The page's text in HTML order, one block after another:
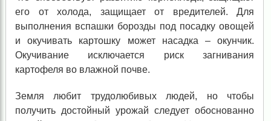
его от холода, защищает от вредителей. Для
выполнения вспашки борозды под посадку овощей
и окучивать картошку может насадка – окунчик.
Окучивание исключается риск загнивания
картофеля во влажной почве.
Земля любит трудолюбивых людей, но чтобы
получить достойный урожай следует обоснованно